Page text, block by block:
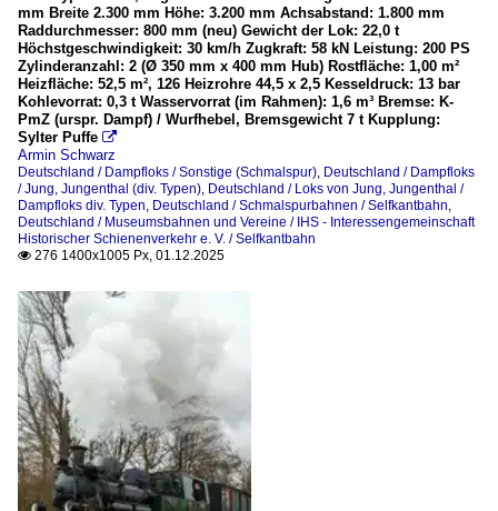
mm Breite 2.300 mm Höhe: 3.200 mm Achsabstand: 1.800 mm
Raddurchmesser: 800 mm (neu) Gewicht der Lok: 22,0 t
Höchstgeschwindigkeit: 30 km/h Zugkraft: 58 kN Leistung: 200 PS
Zylinderanzahl: 2 (Ø 350 mm x 400 mm Hub) Rostfläche: 1,00 m²
Heizfläche: 52,5 m², 126 Heizrohre 44,5 x 2,5 Kesseldruck: 13 bar
Kohlevorrat: 0,3 t Wasservorrat (im Rahmen): 1,6 m³ Bremse: K-
PmZ (urspr. Dampf) / Wurfhebel, Bremsgewicht 7 t Kupplung:
Sylter Puffe 
Armin Schwarz
Deutschland / Dampfloks / Sonstige (Schmalspur), Deutschland / Dampfloks
/ Jung, Jungenthal (div. Typen), Deutschland / Loks von Jung, Jungenthal /
Dampfloks div. Typen, Deutschland / Schmalspurbahnen / Selfkantbahn,
Deutschland / Museumsbahnen und Vereine / IHS - Interessengemeinschaft
Historischer Schienenverkehr e. V. / Selfkantbahn
 276 1400x1005 Px, 01.12.2025